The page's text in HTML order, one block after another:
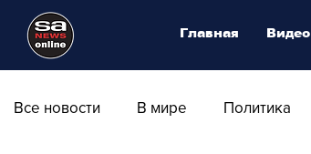
Все новости В мире Политика
Главная Видео